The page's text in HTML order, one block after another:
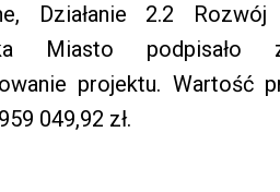
Działanie 2.2
Miasto
projektu. Wartość
049,92 zł.